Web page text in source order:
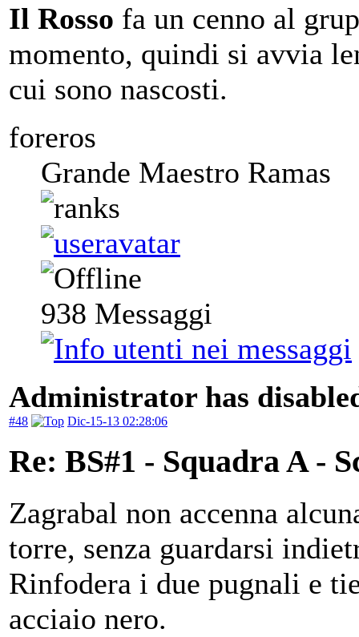
Il Rosso fa un cenno al
momento, quindi si avvia
cui sono nascosti.
foreros
Grande Maestro Ramas
938 Messaggi
Administrator has
#48 Dic-15-13 02:28:06
Re: BS#1 - Squadra A -
Zagrabal non accenna
torre, senza guardarsi
Rinfodera i due pugnali e
acciaio nero.